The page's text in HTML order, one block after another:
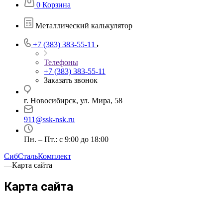
0 Корзина
Металлический калькулятор
+7 (383) 383-55-11
Телефоны
+7 (383) 383-55-11
Заказать звонок
г. Новосибирск, ул. Мира, 58
911@ssk-nsk.ru
Пн. – Пт.: с 9:00 до 18:00
СибСтальКомплект
—Карта сайта
Карта сайта